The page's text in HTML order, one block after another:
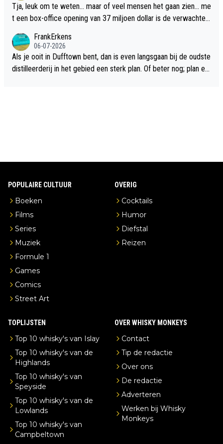
Tja, leuk om te weten... maar of veel mensen het gaan zien... me
t een box-office opening van 37 miljoen dollar is de verwachte
FrankErkens
06-07-2026
Als je ooit in Dufftown bent, dan is even langsgaan bij de oudste
distilleerderij in het gebied een sterk plan. Of beter nog; plan ee
POPULAIRE CULTUUR
Boeken
Films
Series
Muziek
Formule 1
Games
Comics
Street Art
OVERIG
Cocktails
Humor
Diefstal
Reizen
TOPLIJSTEN
Top 10 whisky's van Islay
Top 10 whisky's van de
Highlands
Top 10 whisky's van
Speyside
Top 10 whisky's van de
Lowlands
Top 10 whisky's van
Campbeltown
OVER WHISKY MONKEYS
Contact
Tip de redactie
Over ons
De redactie
Adverteren
Werken bij Whisky
Monkeys